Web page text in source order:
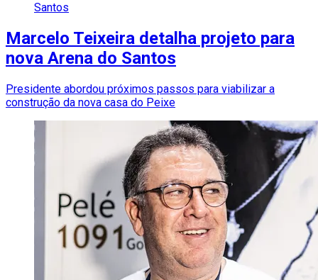
Santos
Marcelo Teixeira detalha projeto para
nova Arena do Santos
Presidente abordou próximos passos para viabilizar a
construção da nova casa do Peixe